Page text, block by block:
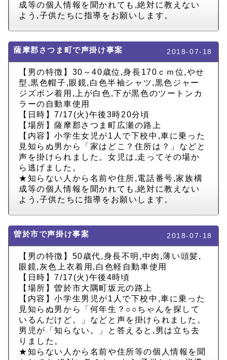
成等の個人情報を聞かれても,絶対に教えない
よう,子供たちに指導をお願いします。
薩摩郡さつま町で声掛け事案 2018-07-18
【男の特徴】30～40歳位,身長170ｃｍ位,やせ
型,黒色帽子,眼鏡,白色半袖シャツ,黒色ジャー
ジズボン着用,上が白色,下が黒色のツートンカ
ラーの自動車使用
【日時】7/17(火)午後3時20分頃
【場所】薩摩郡さつま町広瀬の路上
【内容】小学生女児が1人で下校中,車に乗った
見知らぬ男から「家はどこ？住所は？」などと
声を掛けられました。女児は,走ってその場か
ら逃げました。
★知らない人から名前や住所,電話番号,家族構
成等の個人情報を聞かれても,絶対に教えない
よう,子供たちに指導をお願いします。
曽於市で声掛け事案 2018-07-18
【男の特徴】50歳代,身長不明,中肉,薄い頭髪,
眼鏡,灰色上衣着用,白色軽自動車使用
【日時】7/17(火)午後4時頃
【場所】曽於市大隅町坂元の路上
【内容】小学生男児が1人で下校中,車に乗った
見知らぬ男から「何年生？○○ちゃんを探して
いるんだけど。」などと声を掛けられました。
男児が「知らない。」と答えると,男は立ち去
りました。
★知らない人から名前や住所等の個人情報を聞